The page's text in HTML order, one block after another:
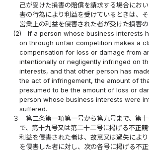
己が受けた損害の賠償を請求する場合にお
害の行為により利益を受けているときは、
営業上の利益を侵害された者が受けた損害の
(2)
If a person whose business interests
on through unfair competition makes a
compensation for loss or damage from
intentionally or negligently infringed on
interests, and that other person has
the act of infringement, the amount of
presumed to be the amount of loss or
person whose business interests were
suffered.
３
第二条第一項第一号から第九号まで、第
で、第十九号又は第二十二号に掲げる不正
利益を侵害された者は、故意又は過失によ
を侵害した者に対し、次の各号に掲げる不